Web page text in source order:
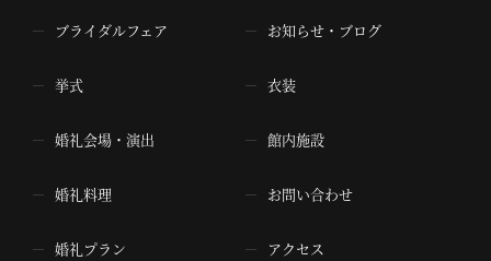
ブライダルフェア
挙式
婚礼会場・演出
婚礼料理
婚礼プラン
お知らせ・ブログ
衣装
館内施設
お問い合わせ
アクセス